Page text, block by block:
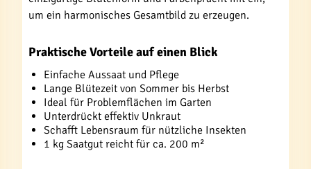
um ein harmonisches Gesamtbild zu erzeugen.
Praktische Vorteile auf einen Blick
Einfache Aussaat und Pflege
Lange Blütezeit von Sommer bis Herbst
Ideal für Problemflächen im Garten
Unterdrückt effektiv Unkraut
Schafft Lebensraum für nützliche Insekten
1 kg Saatgut reicht für ca. 200 m²